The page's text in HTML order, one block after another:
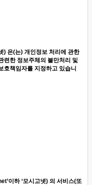
) 은(는) 개인정보 처리에 관한
련한 정보주체의 불만처리 및
호책임자를 지정하고 있습니
’이하 ‘모시고넷) 의 서비스(또